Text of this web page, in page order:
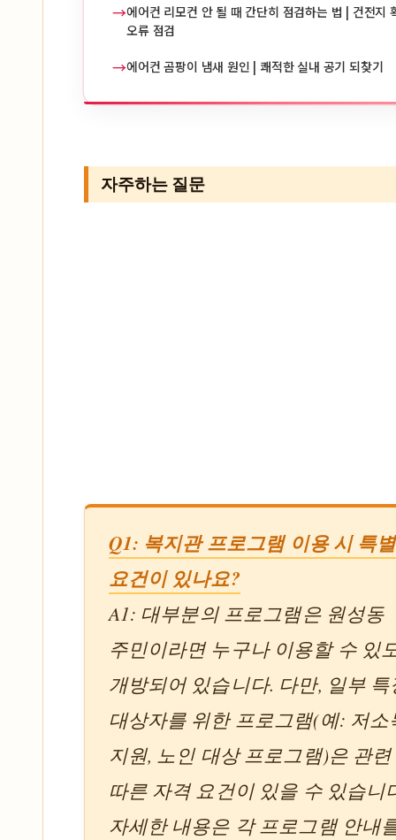
→에어컨 리모컨 안 될 때 간단히 점검하는 법 | 건전지
오류 점검
→에어컨 곰팡이 냄새 원인 | 쾌적한 실내 공기 되찾기
자주하는 질문
Q1: 복지관 프로그램 이용 시 특
요건이 있나요?
A1: 대부분의 프로그램은 원성동
주민이라면 누구나 이용할 수 있
개방되어 있습니다. 다만, 일부 특
대상자를 위한 프로그램(예: 저소
지원, 노인 대상 프로그램)은 관
따른 자격 요건이 있을 수 있습니
자세한 내용은 각 프로그램 안내